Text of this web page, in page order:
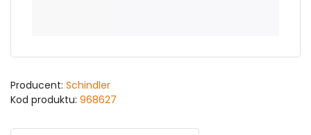
Producent: Schindler
Kod produktu: 968627